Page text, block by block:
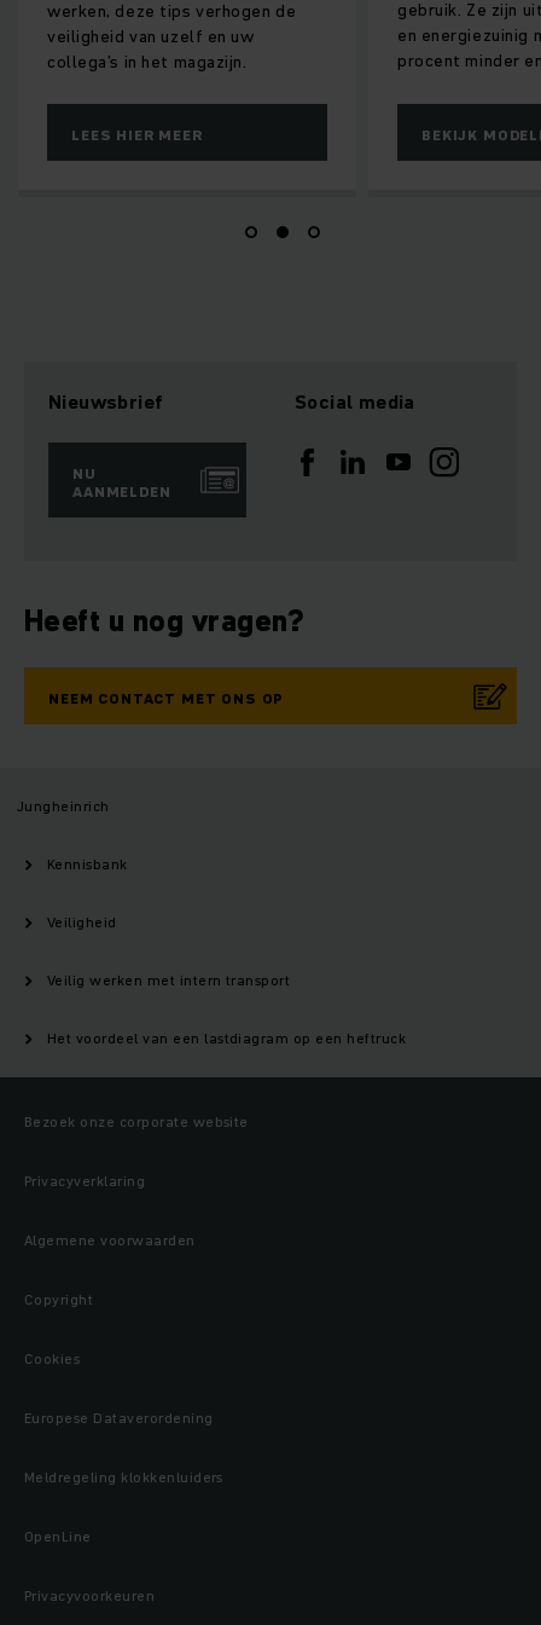
werken, deze tips verhogen de
veiligheid van uzelf en uw
collega’s in het magazijn.
LEES HIER MEER
gebruik. Ze zijn
en energiezuinig
procent minder
BEKIJK
Nieuwsbrief
NU
AANMELDEN
Social media
Heeft u nog vragen?
NEEM CONTACT MET ONS OP
Jungheinrich
Kennisbank
Veiligheid
Veilig werken met intern transport
Het voordeel van een lastdiagram op een heftruck
Bezoek onze corporate website
Privacyverklaring
Algemene voorwaarden
Copyright
Cookies
Europese Dataverordening
Meldregeling klokkenluiders
OpenLine
Privacyvoorkeuren